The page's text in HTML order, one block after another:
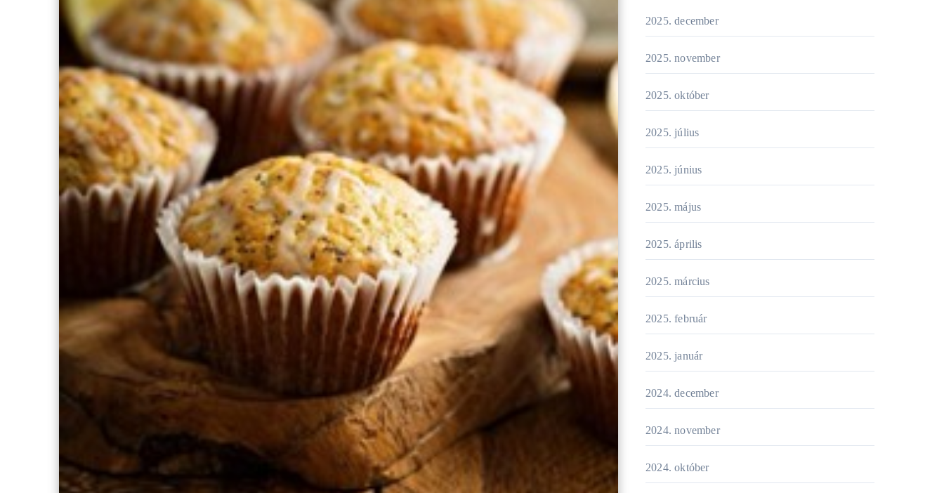
2025. december
2025. november
2025. október
2025. július
2025. június
2025. május
2025. április
2025. március
2025. február
2025. január
2024. december
2024. november
2024. október